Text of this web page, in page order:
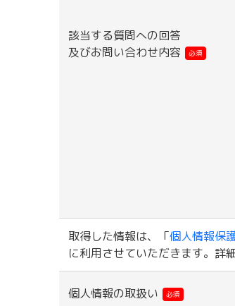
該当する質問への回答
及びお問い合わせ内容
必須
取得した情報は、「個人情報保
に利用させていただきます。詳
個人情報の取扱い 必須